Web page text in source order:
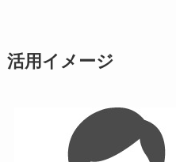
活用イメージ